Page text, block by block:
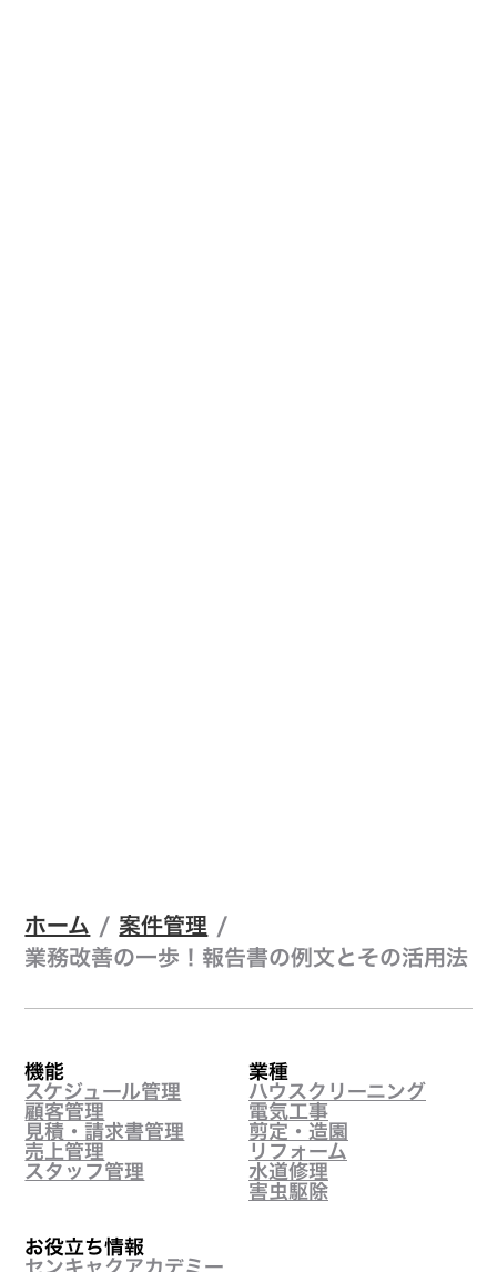
ホーム / 案件管理 /
業務改善の一歩！報告書の例文とその活用法
機能
スケジュール管理
顧客管理
見積・請求書管理
売上管理
スタッフ管理
業種
ハウスクリーニング
電気工事
剪定・造園
リフォーム
水道修理
害虫駆除
お役立ち情報